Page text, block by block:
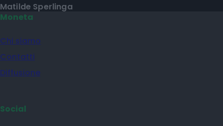
Matilde Sperlinga
Moneta
Chi siamo
Contatti
Diffusione
Social